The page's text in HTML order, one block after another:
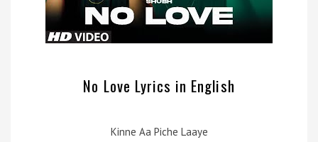
No Love Lyrics in English
Kinne Aa Piche Laaye